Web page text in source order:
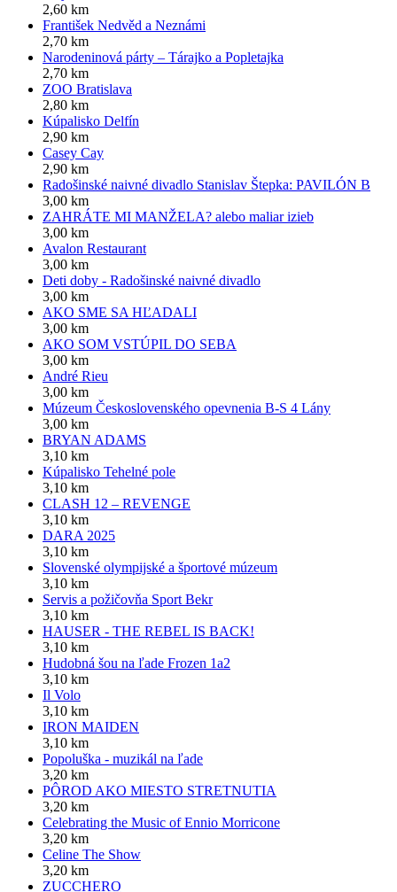
2,60 km
František Nedvěd a Neznámi
2,70 km
Narodeninová párty – Tárajko a Popletajka
2,70 km
ZOO Bratislava
2,80 km
Kúpalisko Delfín
2,90 km
Casey Cay
2,90 km
Radošinské naivné divadlo Stanislav Štepka: PAVILÓN B
3,00 km
ZAHRÁTE MI MANŽELA? alebo maliar izieb
3,00 km
Avalon Restaurant
3,00 km
Deti doby - Radošinské naivné divadlo
3,00 km
AKO SME SA HĽADALI
3,00 km
AKO SOM VSTÚPIL DO SEBA
3,00 km
André Rieu
3,00 km
Múzeum Československého opevnenia B-S 4 Lány
3,00 km
BRYAN ADAMS
3,10 km
Kúpalisko Tehelné pole
3,10 km
CLASH 12 – REVENGE
3,10 km
DARA 2025
3,10 km
Slovenské olympijské a športové múzeum
3,10 km
Servis a požičovňa Sport Bekr
3,10 km
HAUSER - THE REBEL IS BACK!
3,10 km
Hudobná šou na ľade Frozen 1a2
3,10 km
Il Volo
3,10 km
IRON MAIDEN
3,10 km
Popoluška - muzikál na ľade
3,20 km
PÔROD AKO MIESTO STRETNUTIA
3,20 km
Celebrating the Music of Ennio Morricone
3,20 km
Celine The Show
3,20 km
ZUCCHERO